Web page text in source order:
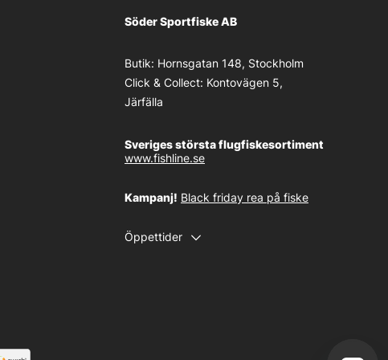
Söder Sportfiske AB
Butik: Hornsgatan 148, Stockholm
Click & Collect: Kontovägen 5,
Järfälla
Sveriges största flugfiskesortiment
www.fishline.se
Kampanj! Black friday rea på fiske
Öppettider